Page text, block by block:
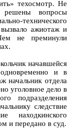
техосмотр. Не
вопросы
технического
ажиотаж и
не преминули
начавшейся
одновременно и в
начальник отдела
уголовное дело в
подразделения
следствие
находкинского
и передано в суд.